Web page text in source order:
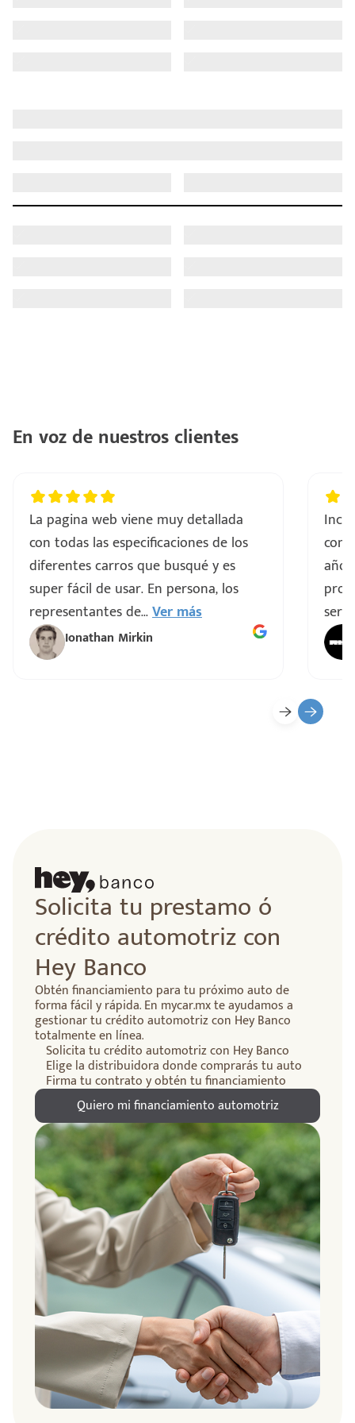
En voz de nuestros clientes
La pagina web viene muy detallada
con todas las especificaciones de los
diferentes carros que busqué y es
super fácil de usar. En persona, los
representantes de...Ver más
Ionathan Mirkin
Solicita tu prestamo ó
crédito automotriz con
Hey Banco
Obtén financiamiento para tu próximo auto de
forma fácil y rápida. En mycar.mx te ayudamos a
gestionar tu crédito automotriz con Hey Banco
totalmente en línea.
Solicita tu crédito automotriz con Hey Banco
Elige la distribuidora donde comprarás tu auto
Firma tu contrato y obtén tu financiamiento
Quiero mi financiamiento automotriz